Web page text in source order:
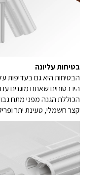
בטיחות עליונה
הבטיחות היא גם בעדיפות
היו בטוחים שאתם מוגנים עם
הכוללת הגנה מפני מתח
קצר חשמלי, טעינת יתר